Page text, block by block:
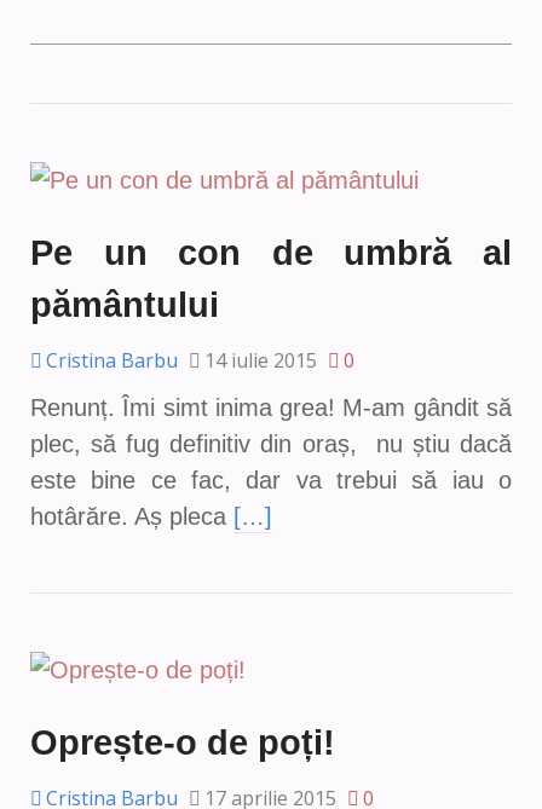
Pe un con de umbră al
pământului
Cristina Barbu 14 iulie 2015
0
Renunț. Îmi simt inima grea! M-am gândit să
plec, să fug definitiv din oraș, nu știu dacă
este bine ce fac, dar va trebui să iau o
hotârăre. Aș pleca […]
Oprește-o de poți!
Cristina Barbu 17 aprilie 2015 0